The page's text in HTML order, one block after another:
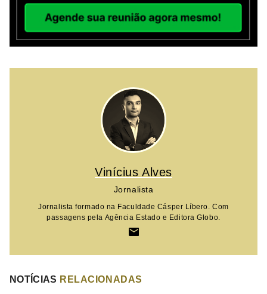
Vinícius Alves
Jornalista
Jornalista formado na Faculdade Cásper Líbero. Com
passagens pela Agência Estado e Editora Globo.
NOTÍCIAS RELACIONADAS